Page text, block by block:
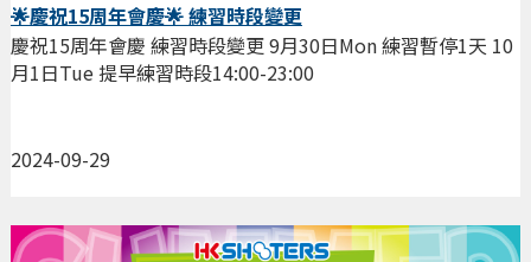
🌟慶祝15周年會慶🌟 練習時段變更
2024-09-29
慶祝15周年會慶 練習時段變更 9月30日Mon 練習暫停1天 10
月1日Tue 提早練習時段14:00-23:00